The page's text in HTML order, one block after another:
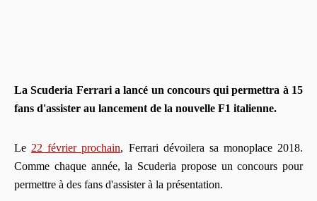
La Scuderia Ferrari a lancé un concours qui permettra à 15
fans d'assister au lancement de la nouvelle F1 italienne.
Le22 février prochain, Ferrari dévoilera sa monoplace 2018.
Comme chaque année, la Scuderia propose un concours pour
permettre à des fans d'assister à la présentation.